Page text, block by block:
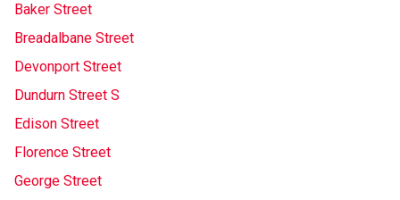
Baker Street
Breadalbane Street
Devonport Street
Dundurn Street S
Edison Street
Florence Street
George Street